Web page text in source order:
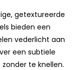
getextureerde
bieden een
vederlicht aan
een subtiele
te knellen.